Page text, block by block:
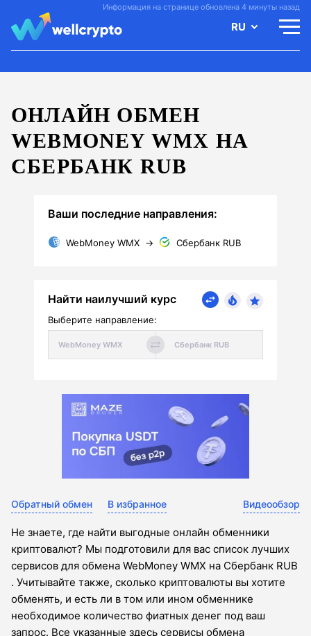
Информация на странице обновлена 4 минуты назад
RU
ОНЛАЙН ОБМЕН
WEBMONEY WMX НА
СБЕРБАНК RUB
Ваши последние направления:
WebMoney WMX → Сбербанк RUB
Найти наилучший курс
Выберите направление:
Обратный обмен В избранное Видеообзор
Не знаете, где найти выгодные онлайн обменники
криптовалют? Мы подготовили для вас список лучших
сервисов для обмена WebMoney WMX на Сбербанк RUB
. Учитывайте также, сколько криптовалюты вы хотите
обменять, и есть ли в том или ином обменнике
необходимое количество фиатных денег под ваш
запрос. Все указанные здесь сервисы обмена